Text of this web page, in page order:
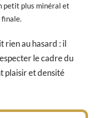
petit plus minéral et
finale.
rien au hasard : il
le cadre du
plaisir et densité